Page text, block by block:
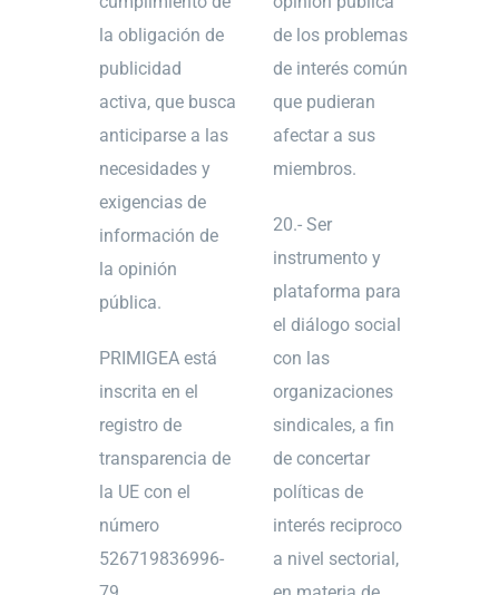
la obligación de
publicidad
activa, que busca
anticiparse a las
necesidades y
exigencias de
información de
la opinión
pública.
PRIMIGEA está
inscrita en el
registro de
transparencia de
la UE con el
número
526719836996-
de los problemas
de interés común
que pudieran
afectar a sus
miembros.
20.- Ser
instrumento y
plataforma para
el diálogo social
con las
organizaciones
sindicales, a fin
de concertar
políticas de
interés reciproco
a nivel sectorial,